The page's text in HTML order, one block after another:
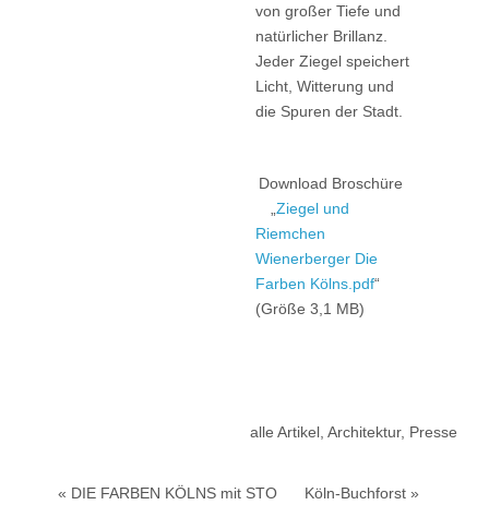
von großer Tiefe und
natürlicher Brillanz.
Jeder Ziegel speichert
Licht, Witterung und
die Spuren der Stadt.
Download Broschüre
Ziegel und
Riemchen
Wienerberger Die
Farben Kölns.pdf“
(Größe 3,1 MB)
alle Artikel, Architektur, Presse
« DIE FARBEN KÖLNS mit STO Köln-Buchforst »